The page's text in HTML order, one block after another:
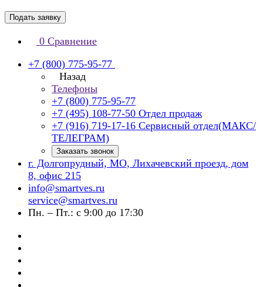
Подать заявку
0 Сравнение
+7 (800) 775-95-77
Назад
Телефоны
+7 (800) 775-95-77
+7 (495) 108-77-50 Отдел продаж
+7 (916) 719-17-16 Сервисный отдел(МАКС/
ТЕЛЕГРАМ)
Заказать звонок
г. Долгопрудный, МО, Лихачевский проезд, дом
8, офис 215
info@smartves.ru
service@smartves.ru
Пн. – Пт.: с 9:00 до 17:30